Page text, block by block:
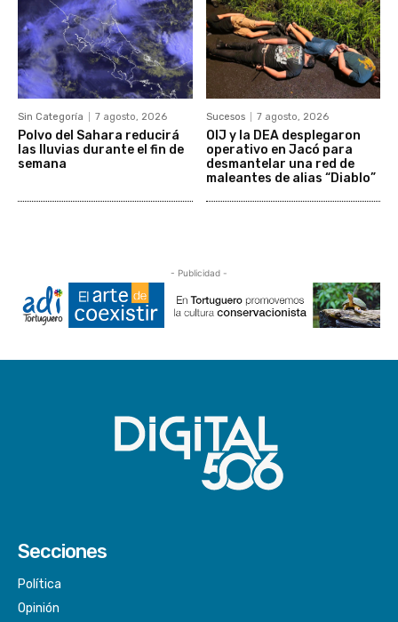
Sin Categoría 7 agosto, 2026
Polvo del Sahara reducirá
las lluvias durante el fin de
semana
Sucesos 7 agosto, 2026
OIJ y la DEA desplegaron
operativo en Jacó para
desmantelar una red de
maleantes de alias “Diablo”
- Publicidad -
Secciones
Política
Opinión